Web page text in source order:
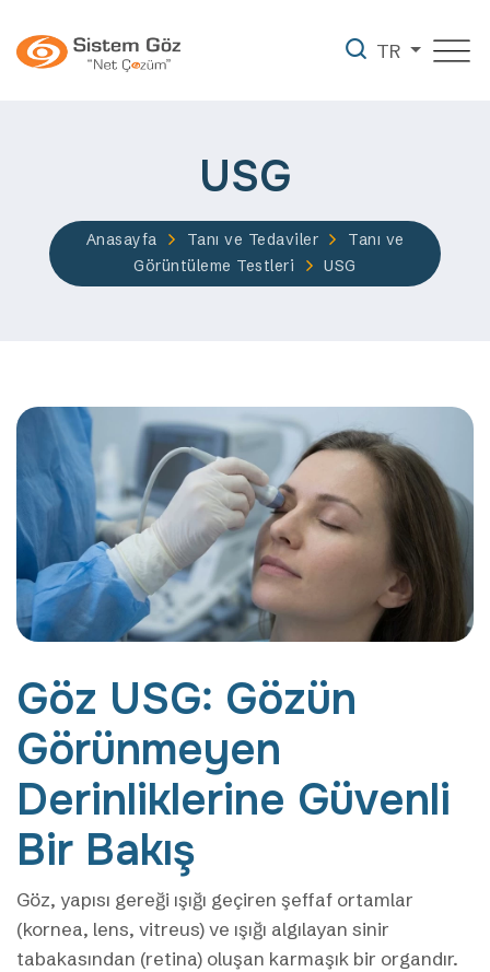
TR
USG
Anasayfa Tanı ve Tedaviler
Tanı ve
Görüntüleme Testleri
USG
Göz USG: Gözün
Görünmeyen
Derinliklerine Güvenli
Bir Bakış
Göz, yapısı gereği ışığı geçiren şeffaf ortamlar
(kornea, lens, vitreus) ve ışığı algılayan sinir
tabakasından (retina) oluşan karmaşık bir organdır.